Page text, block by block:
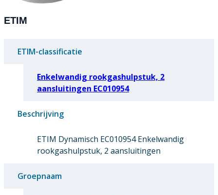
ETIM
ETIM-classificatie
Enkelwandig rookgashulpstuk, 2
aansluitingen EC010954
Beschrijving
ETIM Dynamisch EC010954 Enkelwandig
rookgashulpstuk, 2 aansluitingen
Groepnaam